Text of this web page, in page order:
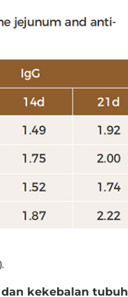
kekebalan tubuh